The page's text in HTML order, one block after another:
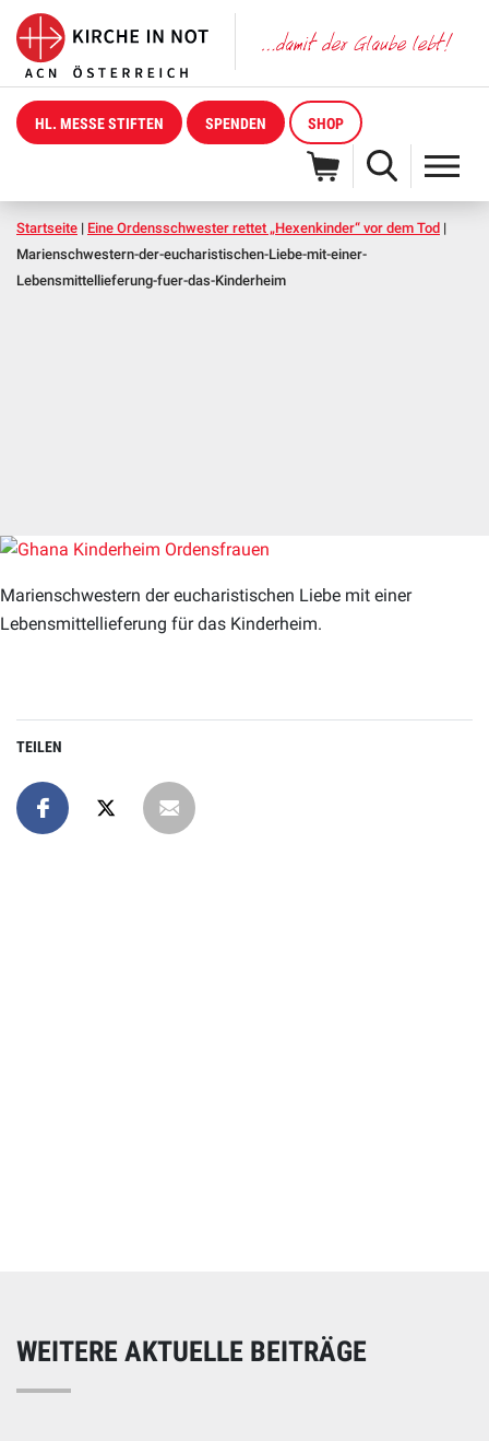
HL. MESSE STIFTEN SPENDEN SHOP
Startseite | Eine Ordensschwester rettet „Hexenkinder“ vor dem Tod |
Marienschwestern-der-eucharistischen-Liebe-mit-einer-
Lebensmittellieferung-fuer-das-Kinderheim
Marienschwestern der eucharistischen Liebe mit einer
Lebensmittellieferung für das Kinderheim.
TEILEN
WEITERE AKTUELLE BEITRÄGE